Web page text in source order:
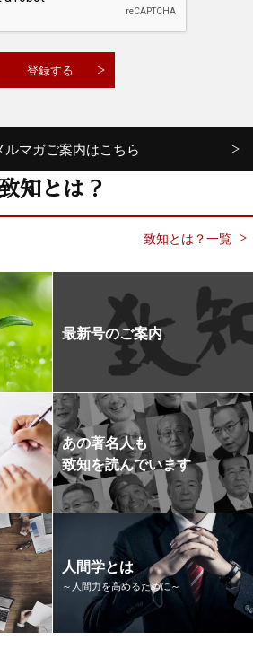
ルマガご案内はこちら
知とは？
致知とは？一覧
最新号のご案内
あの著名人も
致知を読んでいます
人間学とは
～人間力を高めるために～